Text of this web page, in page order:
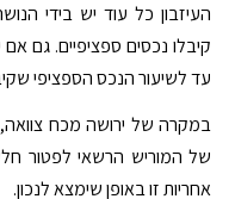
העיזבון כל עוד יש בידי
קיבלו נכסים ספציפיים. גם אם
עד לשיעור הנכס הספציפי
במקרה של ירושה מכח
של המוריש הרשאי לפטור
אחריות זו באופן שימצא לנכון.